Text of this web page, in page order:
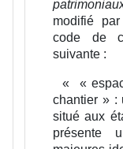
modifié
code de
suivante :
«
«
chantier » :
situé aux
présente